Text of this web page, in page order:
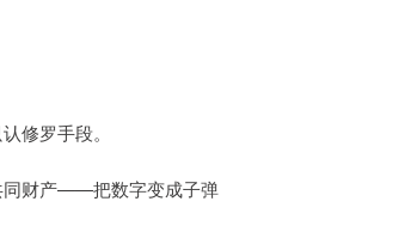
修罗手段。
同财产——把数字变成子弹